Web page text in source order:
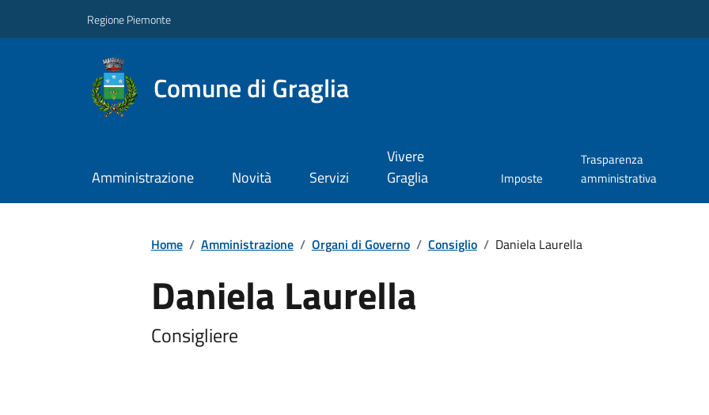
Regione Piemonte
Comune di Graglia
Amministrazione Novità Servizi
Vivere
Graglia
Imposte
Trasparenza
amministrativa
Home / Amministrazione / Organi di Governo / Consiglio / Daniela Laurella
Daniela Laurella
Consigliere